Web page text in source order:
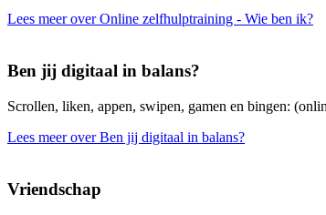
Lees meer over Online zelfhulptraining - Wie ben ik?
Ben jij digitaal in balans?
Scrollen, liken, appen, swipen, gamen en bingen:
Lees meer over Ben jij digitaal in balans?
Vriendschap